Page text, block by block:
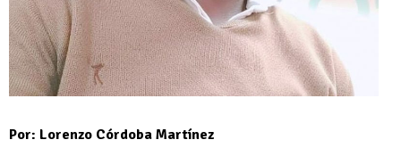
Por: Lorenzo Córdoba Martínez